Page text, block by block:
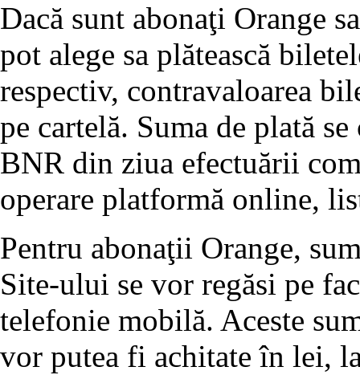
Dacă sunt abonaţi Orange
pot alege sa plătească
respectiv, contravaloarea
pe cartelă. Suma de plată
BNR din ziua efectuării
operare platformă online,
Pentru abonaţii Orange,
Site-ului se vor regăsi pe
telefonie mobilă. Aceste
vor putea fi achitate în lei,